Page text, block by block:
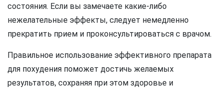
состояния. Если вы замечаете какие-либо
нежелательные эффекты, следует немедленно
прекратить прием и проконсультироваться с врачом.
Правильное использование эффективного препарата
для похудения поможет достичь желаемых
результатов, сохраняя при этом здоровье и